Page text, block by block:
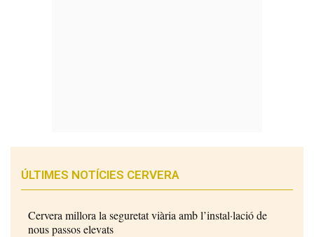
ÚLTIMES NOTÍCIES CERVERA
Cervera millora la seguretat viària amb l’instal·lació de
nous passos elevats